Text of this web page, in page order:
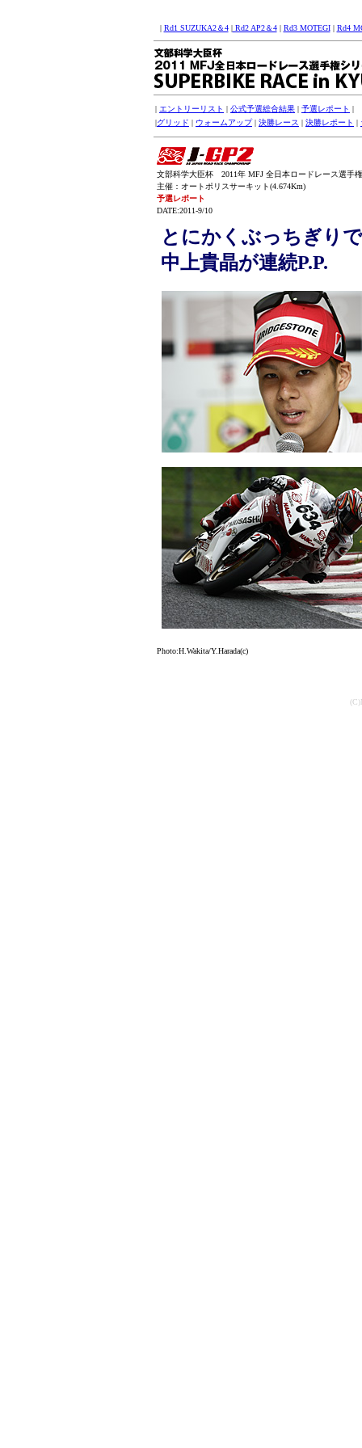
| Rd1 SUZUKA2＆4|Rd2 AP2＆4| Rd3 MOTEGI| Rd4
| エントリーリスト | 公式予選総合結果 | 予選レポート |
|グリッド | ウォームアップ| 決勝レース | 決勝レポート |
文部科学大臣杯 2011年 MFJ 全日本ロードレース選手
主催：オートポリスサーキット(4.674Km)
予選レポート
DATE:2011-9/10
とにかくぶっちぎり
中上貴晶が連続P.P.
Photo:H.Wakita/Y.Harada(c)